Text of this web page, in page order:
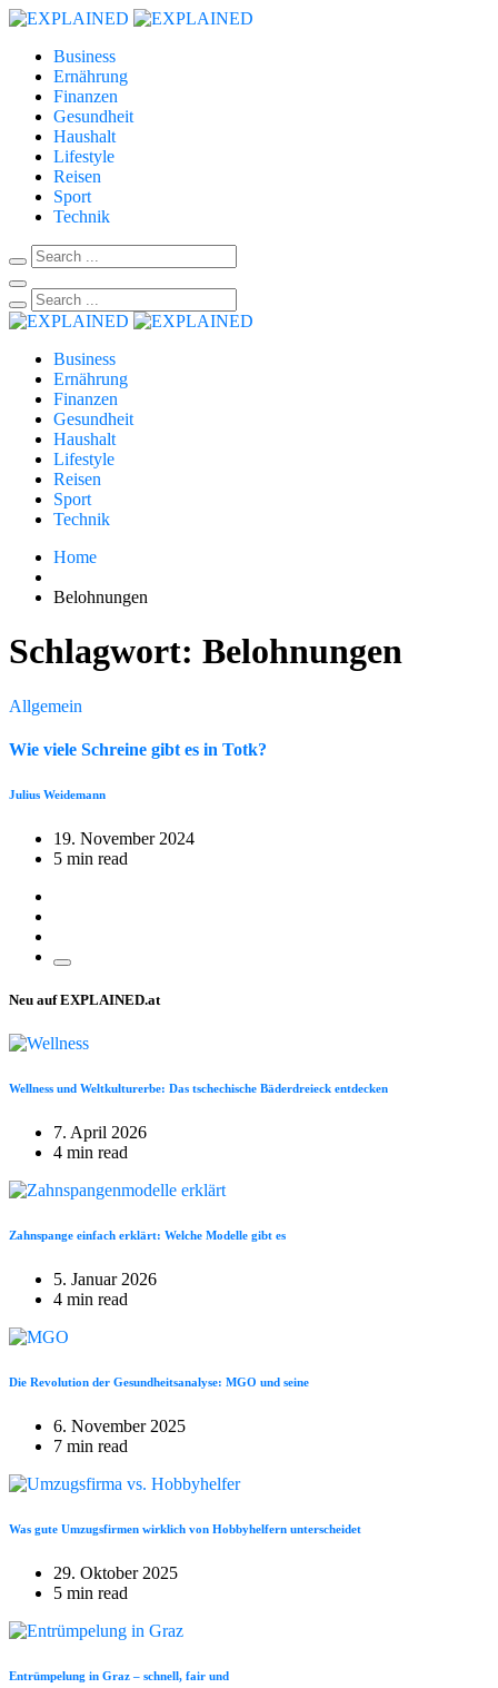
Business
Ernährung
Finanzen
Gesundheit
Haushalt
Lifestyle
Reisen
Sport
Technik
Business
Ernährung
Finanzen
Gesundheit
Haushalt
Lifestyle
Reisen
Sport
Technik
Home
Belohnungen
Schlagwort: Belohnungen
Allgemein
Wie viele Schreine gibt es in Totk?
Julius Weidemann
19. November 2024
5 min read
Neu auf EXPLAINED.at
Wellness und Weltkulturerbe: Das tschechische Bäderdreieck entdecken
7. April 2026
4 min read
Zahnspange einfach erklärt: Welche Modelle gibt es
5. Januar 2026
4 min read
Die Revolution der Gesundheitsanalyse: MGO und seine
6. November 2025
7 min read
Was gute Umzugsfirmen wirklich von Hobbyhelfern unterscheidet
29. Oktober 2025
5 min read
Entrümpelung in Graz – schnell, fair und